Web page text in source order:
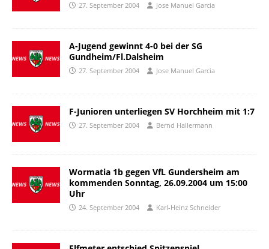
27. September 2004 Jose Manuel Garcia
A-Jugend gewinnt 4-0 bei der SG
Gundheim/Fl.Dalsheim
27. September 2004 Jose Manuel Garcia
F-Junioren unterliegen SV Horchheim mit 1:7
27. September 2004 Bernd Hallermann
Wormatia 1b gegen VfL Gundersheim am
kommenden Sonntag, 26.09.2004 um 15:00
Uhr
24. September 2004 Karl-Heinz Schneider